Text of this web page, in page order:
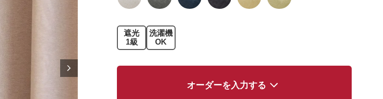
遮光
1級
洗濯機
OK
オーダーを入力する